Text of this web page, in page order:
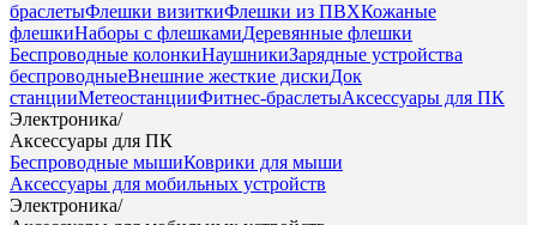
браслетыФлешки визиткиФлешки из ПВХКожаные
флешкиНаборы с флешкамиДеревянные флешки
Беспроводные колонкиНаушникиЗарядные устройства
беспроводныеВнешние жесткие дискиДок
станцииМетеостанцииФитнес-браслетыАксессуары для ПК
Электроника/
Аксессуары для ПК
Беспроводные мышиКоврики для мыши
Аксессуары для мобильных устройств
Электроника/